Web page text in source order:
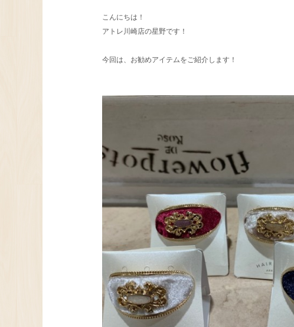
こんにちは！
アトレ川崎店の星野です！
今回は、お勧めアイテムをご紹介します！